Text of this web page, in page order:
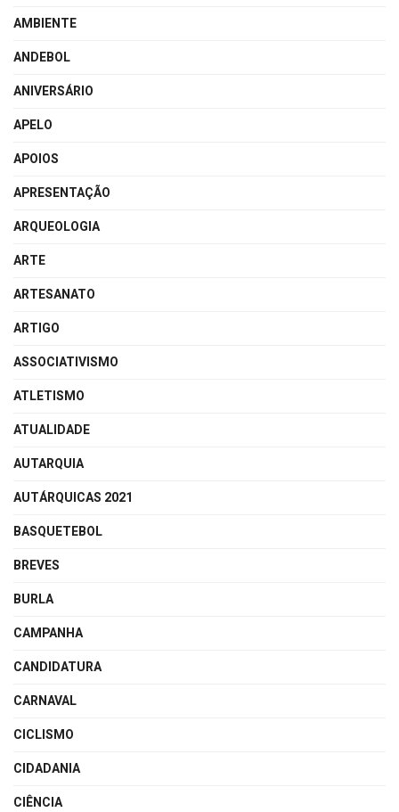
AMBIENTE
ANDEBOL
ANIVERSÁRIO
APELO
APOIOS
APRESENTAÇÃO
ARQUEOLOGIA
ARTE
ARTESANATO
ARTIGO
ASSOCIATIVISMO
ATLETISMO
ATUALIDADE
AUTARQUIA
AUTÁRQUICAS 2021
BASQUETEBOL
BREVES
BURLA
CAMPANHA
CANDIDATURA
CARNAVAL
CICLISMO
CIDADANIA
CIÊNCIA